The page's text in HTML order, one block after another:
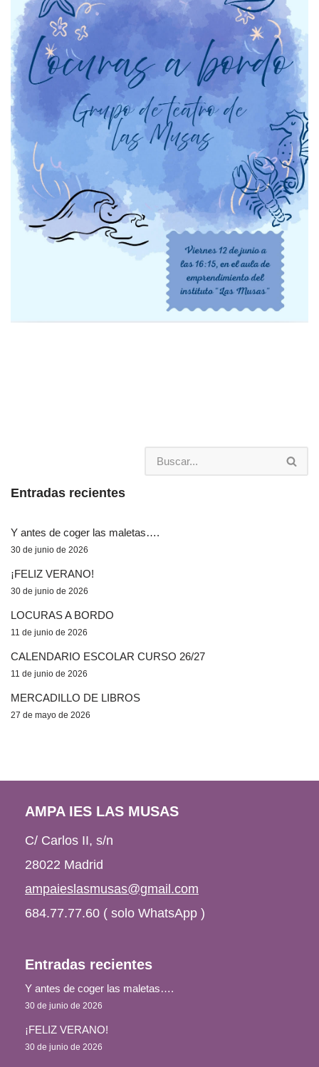
Entradas recientes
Y antes de coger las maletas….
30 de junio de 2026
¡FELIZ VERANO!
30 de junio de 2026
LOCURAS A BORDO
11 de junio de 2026
CALENDARIO ESCOLAR CURSO 26/27
11 de junio de 2026
MERCADILLO DE LIBROS
27 de mayo de 2026
AMPA IES LAS MUSAS
C/ Carlos II, s/n
28022 Madrid
ampaieslasmusas@gmail.com
684.77.77.60 ( solo WhatsApp )
Entradas recientes
Y antes de coger las maletas….
30 de junio de 2026
¡FELIZ VERANO!
30 de junio de 2026